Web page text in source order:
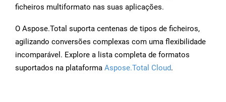
ficheiros multiformato nas suas aplicações.
O Aspose.Total suporta centenas de tipos de ficheiros,
agilizando conversões complexas com uma flexibilidade
incomparável. Explore a lista completa de formatos
suportados na plataforma Aspose.Total Cloud.